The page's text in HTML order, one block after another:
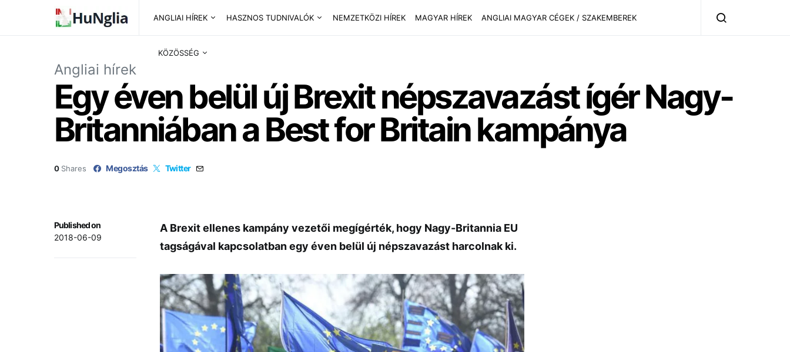
ANGLIAI HÍREK HASZNOS TUDNIVALÓK NEMZETKÖZI HÍREK MAGYAR HÍREK ANGLIAI MAGYAR CÉGEK / SZAKEMBEREK
KÖZÖSSÉG
Angliai hírek
Egy éven belül új Brexit népszavazást ígér Nagy-
Britanniában a Best for Britain kampánya
0 Shares Megosztás Twitter
Published on
2018-06-09
A Brexit ellenes kampány vezetői megígérték, hogy Nagy-Britannia EU
tagságával kapcsolatban egy éven belül új népszavazást harcolnak ki.